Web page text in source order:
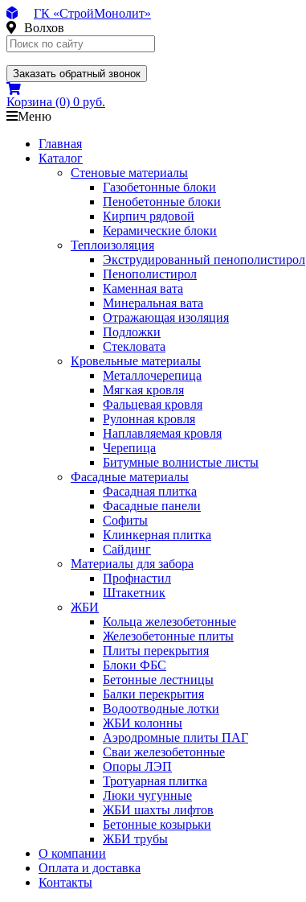
ГК «СтройМонолит»
Волхов
Заказать обратный звонок
Корзина (0) 0 руб.
Меню
Главная
Каталог
Стеновые материалы
Газобетонные блоки
Пенобетонные блоки
Кирпич рядовой
Керамические блоки
Теплоизоляция
Экструдированный пенополистирол
Пенополистирол
Каменная вата
Минеральная вата
Отражающая изоляция
Подложки
Стекловата
Кровельные материалы
Металлочерепица
Мягкая кровля
Фальцевая кровля
Рулонная кровля
Наплавляемая кровля
Черепица
Битумные волнистые листы
Фасадные материалы
Фасадная плитка
Фасадные панели
Софиты
Клинкерная плитка
Сайдинг
Материалы для забора
Профнастил
Штакетник
ЖБИ
Кольца железобетонные
Железобетонные плиты
Плиты перекрытия
Блоки ФБС
Бетонные лестницы
Балки перекрытия
Водоотводные лотки
ЖБИ колонны
Аэродромные плиты ПАГ
Сваи железобетонные
Опоры ЛЭП
Тротуарная плитка
Люки чугунные
ЖБИ шахты лифтов
Бетонные козырьки
ЖБИ трубы
О компании
Оплата и доставка
Контакты